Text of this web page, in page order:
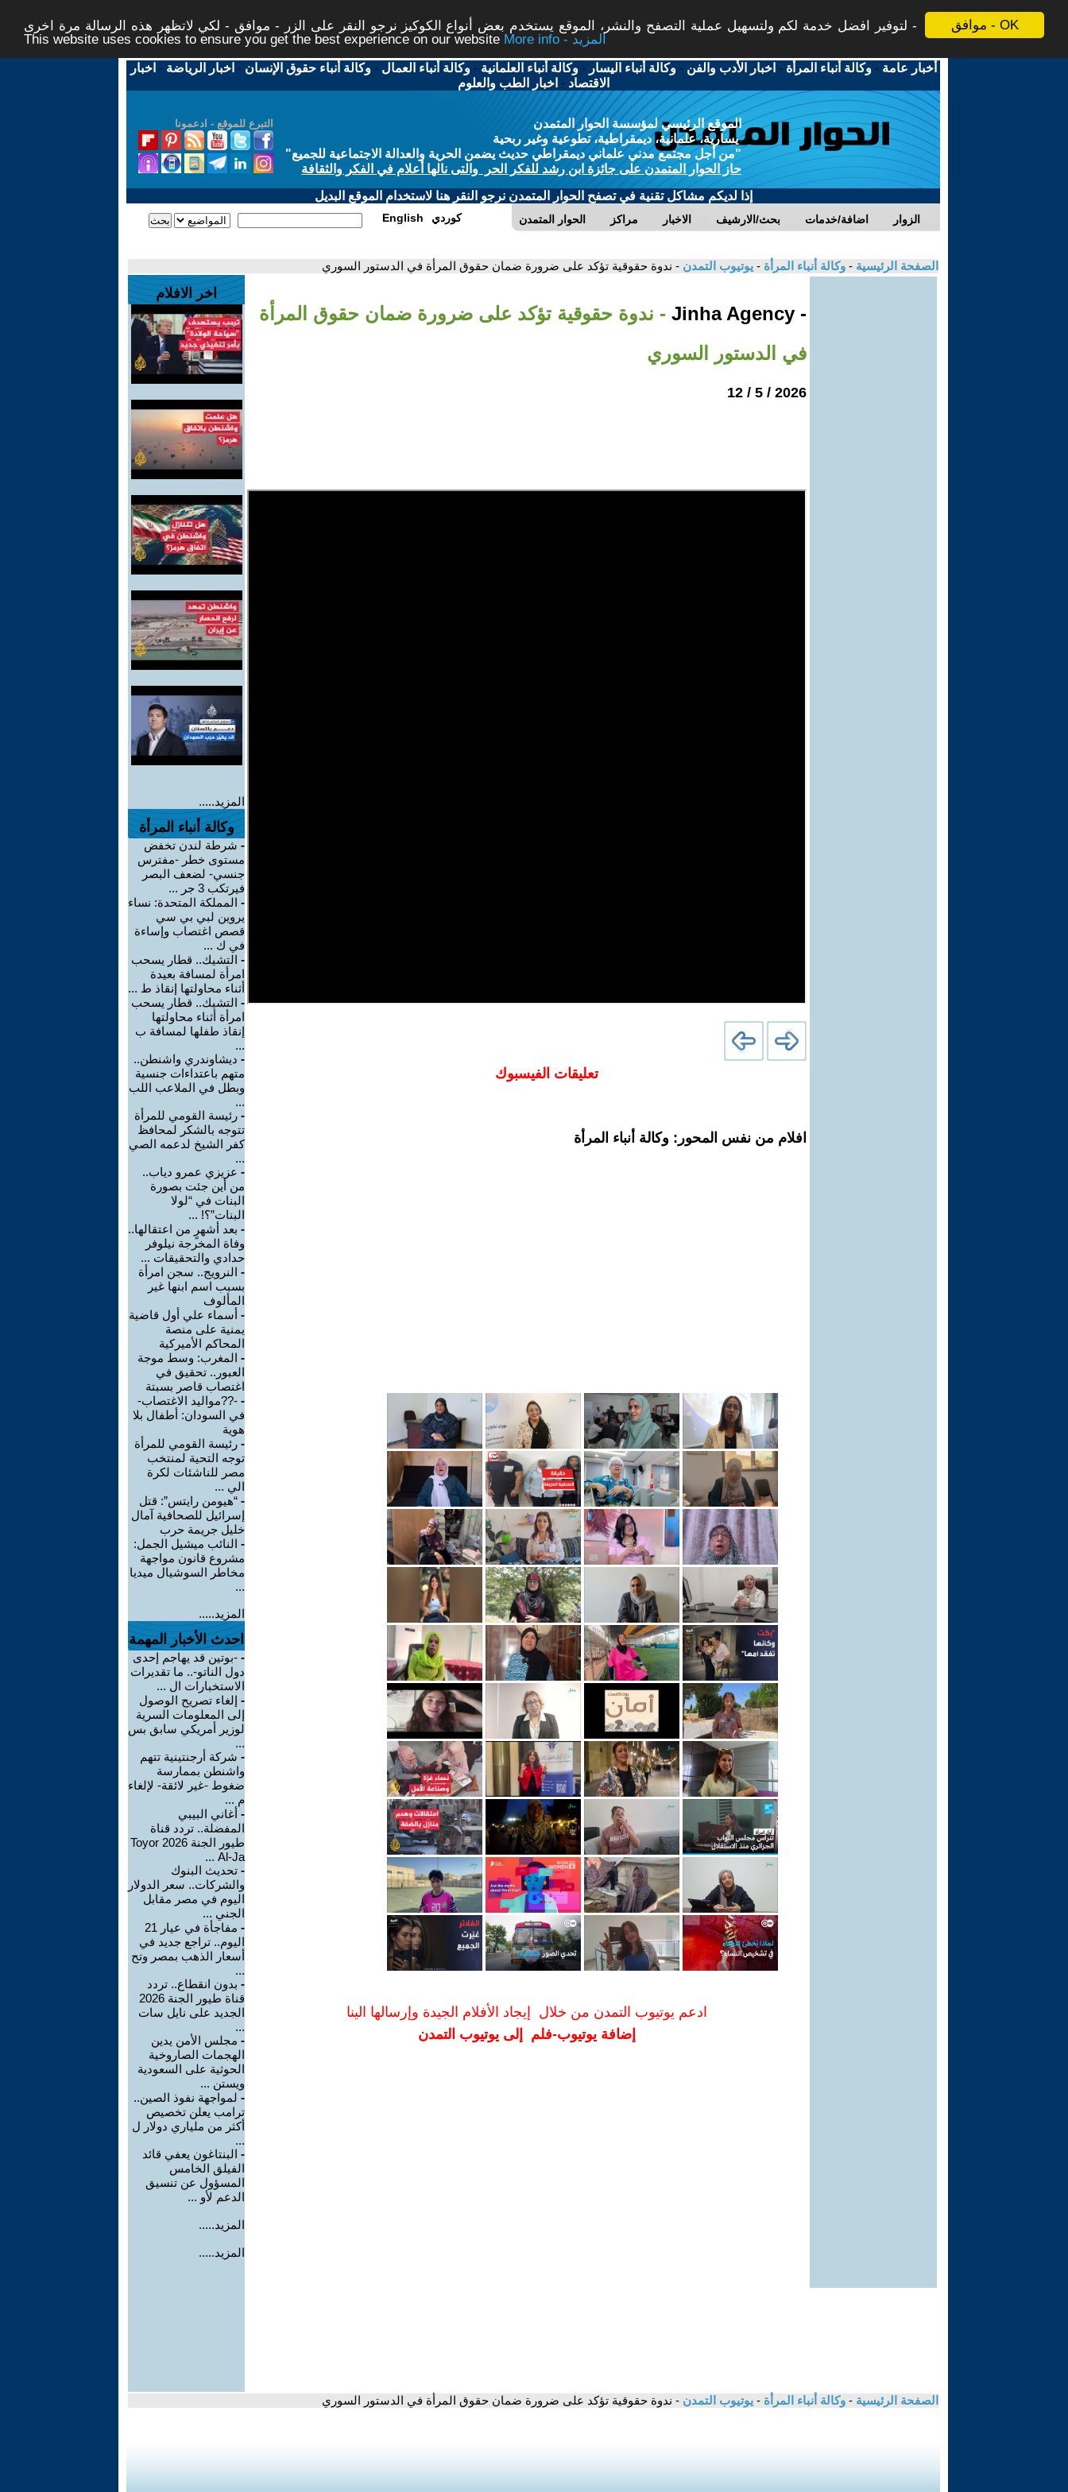
موافق - OK
لتوفير افضل خدمة لكم ولتسهيل عملية التصفح والنشر، الموقع يستخدم بعض أنواع الكوكيز نرجو النقر على الزر - موافق - لكي لاتظهر هذه الرسالة مرة اخرى -
This website uses cookies to ensure you get the best experience on our website
More info - المزيد
أخبار عامة -وكالة أنباء المرأة - اخبار الأدب والفن -وكالة أنباء اليسار -وكالة أنباء العلمانية -وكالة أنباء العمال -وكالة أنباء حقوق الإنسان - اخبار الرياضة - اخبار
الاقتصاد - اخبار الطب والعلوم
التبرع للموقع - ادعمونا
الموقع الرئيسي لمؤسسة الحوار المتمدن
يسارية، علمانية، ديمقراطية، تطوعية وغير ربحية
"من أجل مجتمع مدني علماني ديمقراطي حديث يضمن الحرية والعدالة الاجتماعية للجميع"
حاز الحوار المتمدن على جائزة ابن رشد للفكر الحر والتى نالها أعلام في الفكر والثقافة
إذا لديكم مشاكل تقنية في تصفح الحوار المتمدن نرجو النقر هنا لاستخدام الموقع البديل
الحوار المتمدن مراكز الاخبار بحث/الارشيف اضافة/خدمات الزوار English كوردي
الصفحة الرئيسية - وكالة أنباء المرأة - يوتيوب التمدن - ندوة حقوقية تؤكد على ضرورة ضمان حقوق المرأة في الدستور السوري
- Jinha Agency
- ندوة حقوقية تؤكد على ضرورة ضمان حقوق المرأة
في الدستور السوري
2026 / 5 / 12
تعليقات الفيسبوك
افلام من نفس المحور: وكالة أنباء المرأة
ادعم يوتيوب التمدن من خلال إيجاد الأفلام الجيدة وإرسالها الينا
إضافة يوتيوب-فلم إلى يوتيوب التمدن
اخر الافلام
المزيد.....
وكالة أنباء المرأة
- شرطة لندن تخفض
مستوى خطر -مفترس
جنسي- لضعف البصر
فيرتكب 3 جر ...
- المملكة المتحدة: نساء
يروين لبي بي سي
قصص اغتصاب وإساءة
في ك ...
- التشيك.. قطار يسحب
امرأة لمسافة بعيدة
أثناء محاولتها إنقاذ ط ...
- التشيك.. قطار يسحب
امرأة أثناء محاولتها
إنقاذ طفلها لمسافة ب
...
- ديشاوندري واشنطن..
متهم باعتداءات جنسية
وبطل في الملاعب اللب
...
- رئيسة القومي للمرأة
تتوجه بالشكر لمحافظ
كفر الشيخ لدعمه الصي
...
- عزيزي عمرو دياب..
من أين جئت بصورة
البنات في “لولا
البنات”؟! ...
- بعد أشهرٍ من اعتقالها..
وفاة المخرجة نيلوفر
حدادي والتحقيقات ...
- النرويج.. سجن امرأة
بسبب اسم ابنها غير
المألوف
- أسماء علي أول قاضية
يمنية على منصة
المحاكم الأميركية
- المغرب: وسط موجة
العبور.. تحقيق في
اغتصاب قاصر بسبتة
- -??مواليد الاغتصاب-
في السودان: أطفال بلا
هوية
- رئيسة القومي للمرأة
توجه التحية لمنتخب
مصر للناشئات لكرة
الي ...
- “هيومن رايتس”: قتل
إسرائيل للصحافية آمال
خليل جريمة حرب
- النائب ميشيل الجمل:
مشروع قانون مواجهة
مخاطر السوشيال ميديا
...
المزيد.....
احدث الأخبار المهمة
- -بوتين قد يهاجم إحدى
دول الناتو-.. ما تقديرات
الاستخبارات ال ...
- إلغاء تصريح الوصول
إلى المعلومات السرية
لوزير أمريكي سابق بس
...
- شركة أرجنتينية تتهم
واشنطن بممارسة
ضغوط -غير لائقة- لإلغاء
م ...
- أغاني البيبي
المفضلة.. تردد قناة
طيور الجنة 2026 Toyor
Al-Ja ...
- تحديث البنوك
والشركات.. سعر الدولار
اليوم في مصر مقابل
الجني ...
-
مفاجأة في عيار 21
اليوم.. تراجع جديد في
أسعار الذهب بمصر وتح
...
- بدون انقطاع.. تردد
قناة طيور الجنة 2026
الجديد على نايل سات
...
- مجلس الأمن يدين
الهجمات الصاروخية
الحوثية على السعودية
ويستن ...
- لمواجهة نفوذ الصين..
ترامب يعلن تخصيص
أكثر من ملياري دولار ل
...
- البنتاغون يعفي قائد
الفيلق الخامس
المسؤول عن تنسيق
الدعم لأو ...
المزيد.....
المزيد.....
الصفحة الرئيسية - وكالة أنباء المرأة - يوتيوب التمدن - ندوة حقوقية تؤكد على ضرورة ضمان حقوق المرأة في الدستور السوري